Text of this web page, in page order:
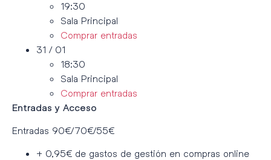
19:30
Sala Principal
Comprar entradas
31 / 01
18:30
Sala Principal
Comprar entradas
Entradas y Acceso
Entradas 90€/70€/55€
+ 0,95€ de gastos de gestión en compras online